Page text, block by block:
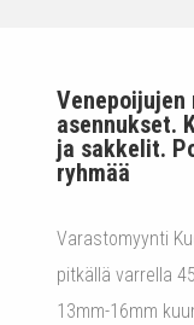
Venepoijujen
asennukset.
ja sakkelit.
ryhmää
Varastomyynti
pitkällä varrella
13mm-16mm